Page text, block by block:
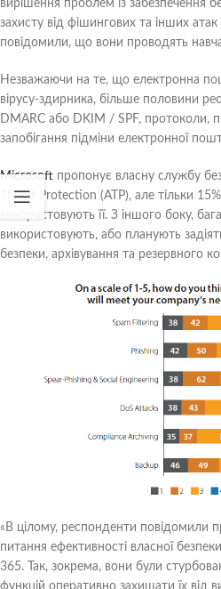
вирішення проблем із забезпечення
захисту від фішингових та інших атак
повідомили, що вони проводять
Незважаючи на те, що електронна
вірусу-здирника, більше половини
DMARC або DKIM / SPF, протоколи,
запобігання підміни електронної
Microsoft пропонує власну службу
Threat Protection (ATP), але тільки
використовують її. З іншого боку,
використовують, або планують
безпеки, архівування та резервного
«В цілому, респонденти повідомили
питання ефективності власної
365. Так, зокрема, вони були
функцій оперативно захищати їх від